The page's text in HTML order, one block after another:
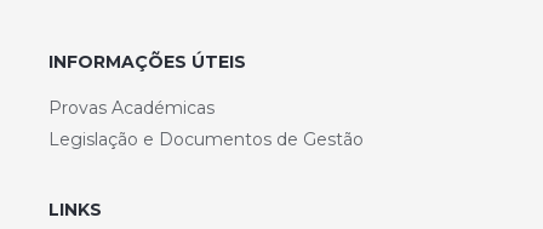
INFORMAÇÕES ÚTEIS
Provas Académicas
Legislação e Documentos de Gestão
LINKS